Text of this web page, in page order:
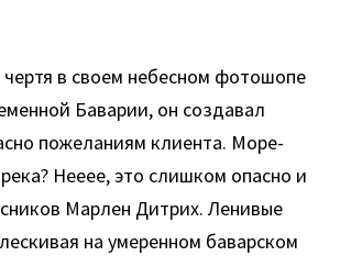
в своем небесном фотошопе
Баварии, он создавал
пожеланиям клиента. Море-
Нееее, это слишком опасно и
Марлен Дитрих. Ленивые
на умеренном баварском